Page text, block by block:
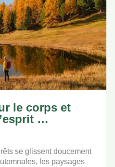
le corps et
…
se glissent doucement
les paysages